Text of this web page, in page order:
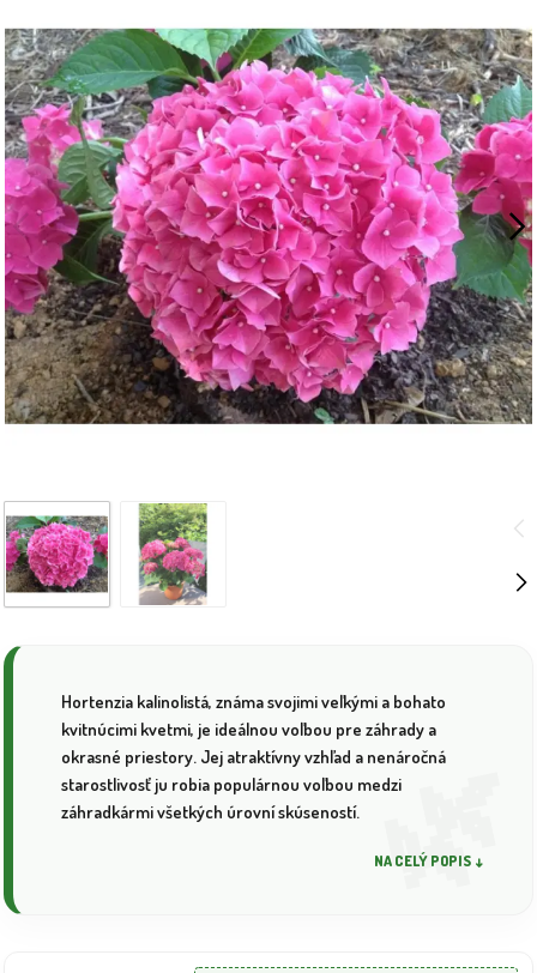
Hortenzia kalinolistá, známa svojimi veľkými a bohato
kvitnúcimi kvetmi, je ideálnou voľbou pre záhrady a
okrasné priestory. Jej atraktívny vzhľad a nenáročná
starostlivosť ju robia populárnou voľbou medzi
záhradkármi všetkých úrovní skúseností.
NA CELÝ POPIS ↓